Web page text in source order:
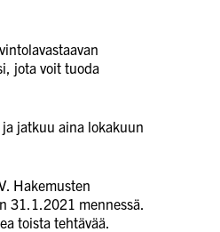
jota voit tuoda
jatkuu aina lokakuun
Hakemusten
31.1.2021 mennessä.
toista tehtävää.